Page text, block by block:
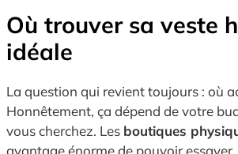
Où trouver sa veste
idéale
La question qui revient toujours : où
Honnêtement, ça dépend de votre
vous cherchez. Les boutiques
avantage énorme de pouvoir